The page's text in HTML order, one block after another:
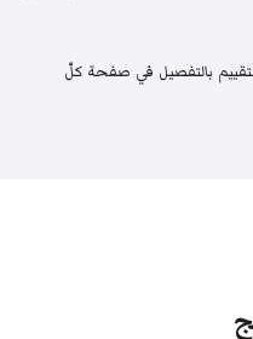
بالتفصيل في صفحة كلّ